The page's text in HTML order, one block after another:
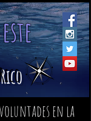
este​
en la